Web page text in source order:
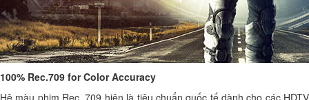
100% Rec.709 for Color Accuracy
Hệ màu phim Rec. 709 hiện là tiêu chuẩn quốc tế dành cho các HDTV